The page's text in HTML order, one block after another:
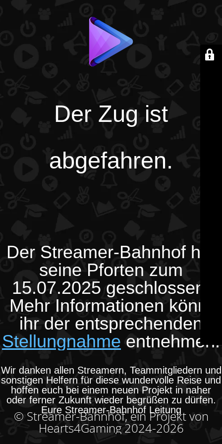
Der Zug ist
abgefahren.
Der Streamer-Bahnhof hat
seine Pforten zum
15.07.2025 geschlossen.
Mehr Informationen könnt
ihr der entsprechenden
Stellungnahme entnehmen.
Wir danken allen Streamern, Teammitgliedern und
sonstigen Helfern für diese wundervolle Reise und
hoffen euch bei einem neuen Projekt in naher
oder ferner Zukunft wieder begrüßen zu dürfen.
Eure Streamer-Bahnhof Leitung
© Streamer-Bahnhof, ein Projekt von
Hearts4Gaming 2024-2026